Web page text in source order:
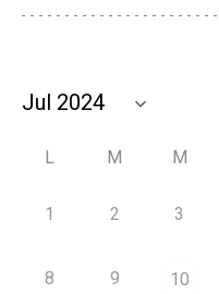
L M M
1 2 3
8 9 10